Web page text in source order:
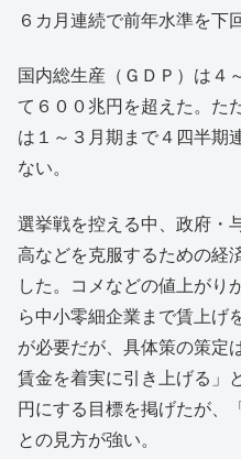
６カ月連続で前年水準を下
国内総生産（ＧＤＰ）は４
て６００兆円を超えた。た
は１～３月期まで４四半期
ない。
選挙戦を控える中、政府・
高などを克服するための経
した。コメなどの値上がり
ら中小零細企業まで賃上げ
が必要だが、具体策の策定
賃金を着実に引き上げる」
円にする目標を掲げたが、
との見方が強い。